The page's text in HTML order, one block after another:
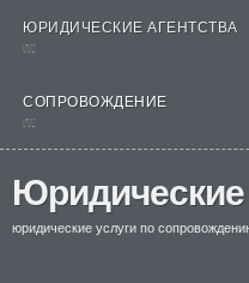
ЮРИДИЧЕСКИЕ АГЕНТСТВА
nt
СОПРОВОЖДЕНИЕ
nt
Юридические
юридические услуги по